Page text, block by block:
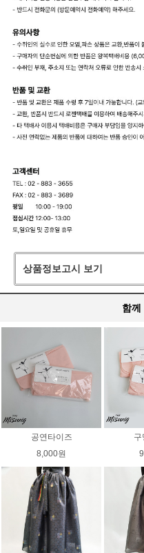
상품정보고시 보기
함께
공연타이즈
8,000원
구